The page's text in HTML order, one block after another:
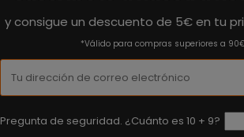
y consigue un descuento de 5€ en tu
*Válido para compras superiores a
Pregunta de seguridad. ¿Cuánto es 10 + 9?